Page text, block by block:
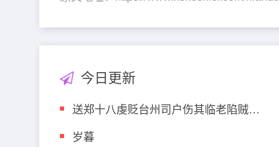
今日更新
送郑十八虔贬台州司户伤其临老陷贼之故阙为面别情见于
岁暮